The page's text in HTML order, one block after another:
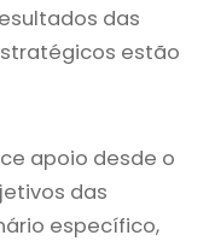
das
estão
apoio desde o
das
específico,